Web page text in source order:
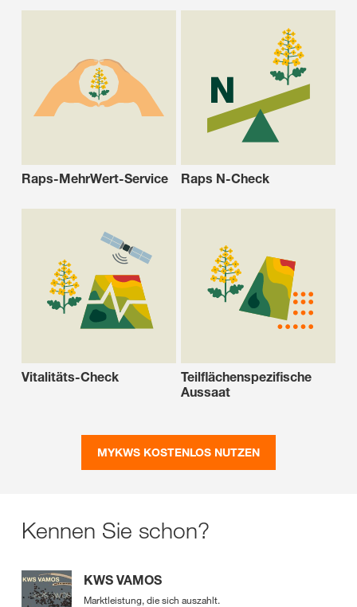
Raps-MehrWert-Service Raps N-Check
Vitalitäts-Check
Teilflächenspezifische
Aussaat
MYKWS KOSTENLOS NUTZEN
Kennen Sie schon?
KWS VAMOS
Marktleistung, die sich auszahlt.